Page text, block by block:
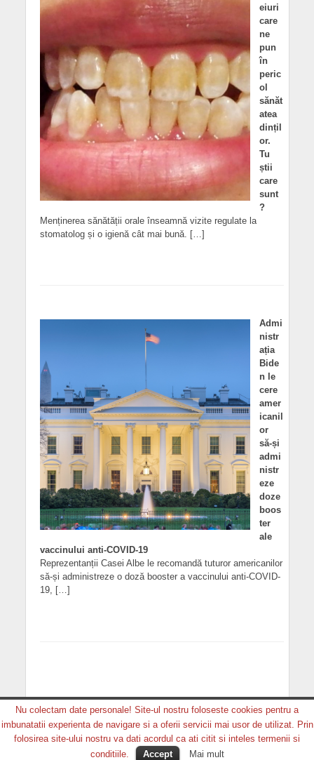
eiuri
care
ne
pun
în
peric
ol
sănăt
atea
dințil
or.
Tu
știi
care
sunt
?
Menținerea sănătății orale înseamnă vizite regulate la
stomatolog și o igienă cât mai bună. […]
Admi
nistr
ația
Bide
n le
cere
amer
icanil
or
să-și
admi
nistr
eze
doze
boos
ter
ale
vaccinului anti-COVID-19
Reprezentanții Casei Albe le recomandă tuturor americanilor
să-și administreze o doză booster a vaccinului anti-COVID-
19, […]
Copyright © 2026. MEDIA GRUP PRODUCTION. Toate
drepturile rezervate.
Nu colectam date personale! Site-ul nostru foloseste cookies pentru a
imbunatatii experienta de navigare si a oferii servicii mai usor de utilizat. Prin
folosirea site-ului nostru va dati acordul ca ati citit si inteles termenii si
conditiile.
Accept Mai mult